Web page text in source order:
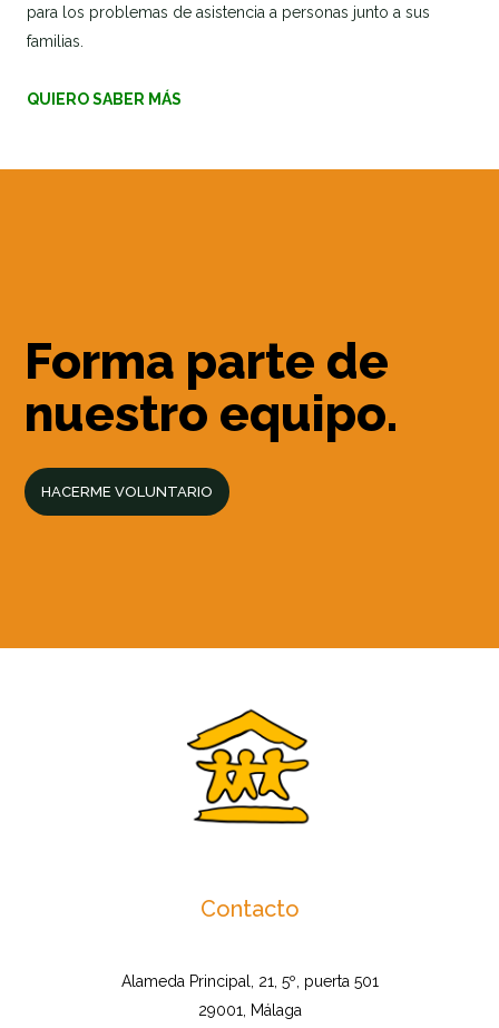
para los problemas de asistencia a personas junto a sus
familias.
QUIERO SABER MÁS
Forma parte de
nuestro equipo.
HACERME VOLUNTARIO
Contacto
Alameda Principal, 21, 5º, puerta 501
29001, Málaga